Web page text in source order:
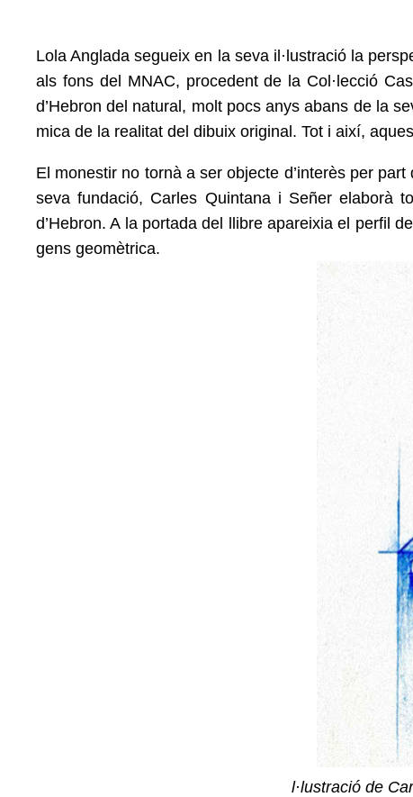
Lola Anglada segueix en la seva il·lustració la
als fons del MNAC, procedent de la Col·lecció
d’Hebron del natural, molt pocs anys abans de la
mica de la realitat del dibuix original. Tot i així,
El monestir no tornà a ser objecte d’interès per
seva fundació, Carles Quintana i Señer elaborà
d’Hebron. A la portada del llibre apareixia el perfil
gens geomètrica.
l·lustració de